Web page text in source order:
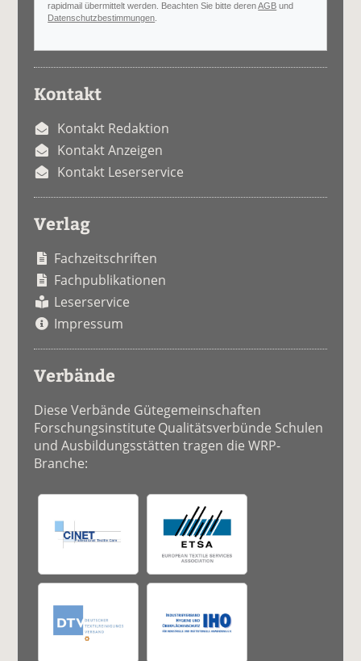
rapidmail übermittelt werden. Beachten Sie bitte derenAGB und
Datenschutzbestimmungen
Kontakt
Kontakt Redaktion
Kontakt Anzeigen
Kontakt Leserservice
Verlag
Fachzeitschriften
Fachpublikationen
Leserservice
Impressum
Verbände
Diese Verbände Gütegemeinschaften
Forschungsinstitute Qualitätsverbünde Schulen
und Ausbildungsstätten tragen die WRP-
Branche: